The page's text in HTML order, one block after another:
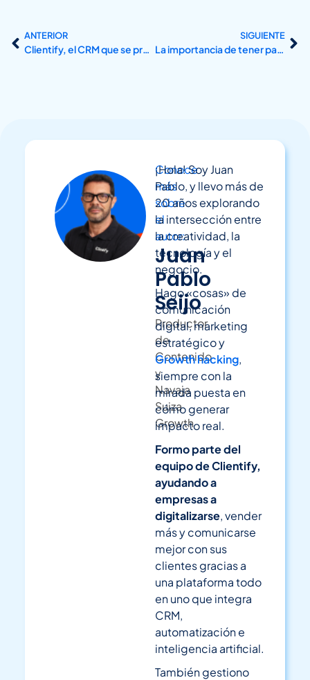
ANTERIOR
Clientify, el CRM que se presenta como Agente Digitalizador
SIGUIENTE
La importancia de tener partnerships o alianzas estratégicas
Conoce
más
sobre
el
autor:
Juan
Pablo
Seijo
Productor
de
Contenido
y
Navaja
Suiza
Growth
¡Hola! Soy Juan
Pablo, y llevo más de
20 años explorando
la intersección entre
la creatividad, la
tecnología y el
negocio.
Hago «cosas» de
comunicación
digital, marketing
estratégico y
Growth hacking,
siempre con la
mirada puesta en
cómo generar
impacto real.
Formo parte del
equipo de Clientify,
ayudando a
empresas a
digitalizarse, vender
más y comunicarse
mejor con sus
clientes gracias a
una plataforma todo
en uno que integra
CRM,
automatización e
inteligencia artificial.
También gestiono